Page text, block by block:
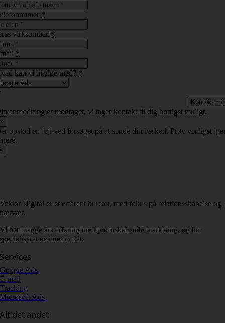
*
virksomhed *
*
kan vi hjælpe med? *
Kontakt
anmodning er modtaget, vi tager kontakt til dig hurtigst muligt.
opstod en fejl ved forsøget på at sende din besked. Prøv venligst
Vektor Digital er et erfarent bureau, med fokus på relationsskabelse og
nærvær.
Vi har mange års erfaring med profitskabende marketing, og har
specialiseret os i netop dét.
Services
Google Ads
E-mail
Tracking
Microsoft Ads
Alt det andet